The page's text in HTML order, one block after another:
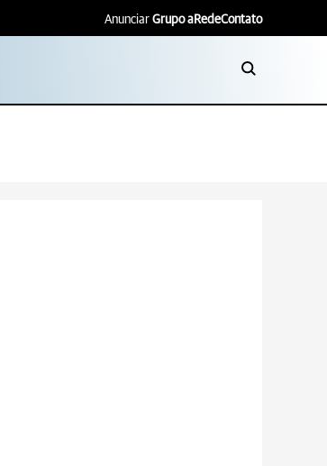
Anunciar Grupo aRedeContato